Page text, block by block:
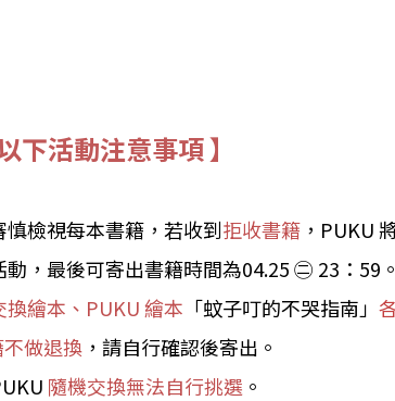
下活動注意事項 】
檢視每本書籍，若收到拒收書籍 ，PUKU
，最後可寄出書籍時間為04.25 ㊁ 23：59。
繪本、PUKU 繪本 「蚊子叮的不哭指南」
做退換 ，請自行確認後寄出。
隨機交換無法自行挑選 。